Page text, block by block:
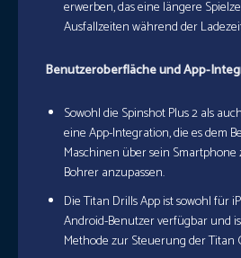
erwerben, das eine längere
Ausfallzeiten während der
Benutzeroberfläche und App-
Sowohl die Spinshot Plus 2 als
eine App-Integration, die es dem
Maschinen über sein
Bohrer anzupassen.
Die Titan Drills App ist sowohl für
Android-Benutzer verfügbar und
Methode zur Steuerung der Titan